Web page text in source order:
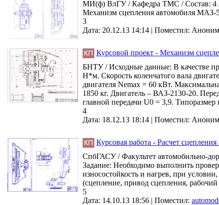
МИ(ф) ВлГУ / Кафедра ТМС / Состав: 4
Механизм сцепления автомобиля
3
Дата: 20.12.13 14:14 | Поместил: Аноним
Курсовой проект - Механизм
БНТУ / Исходные данные: В качестве
Н*м. Скорость коленчатого вала
двигателя Nemax = 60 кВт.
1850 кг. Двигатель – ВАЗ-2130-20.
главной передачи U0 = 3,9.
4
Дата: 18.12.13 18:14 | Поместил: Аноним
Курсовая работа - Расчет
СпбГАСУ / Факультет автомобильно-
Задание: Необходимо выполнить
износостойкость и нагрев, при
(сцепление, привод сцепления,
5
Дата: 14.10.13 18:56 | Поместил: